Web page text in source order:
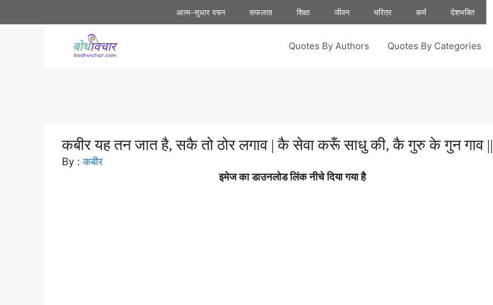
to
आत्म-सुधार वचन सफलता शिक्षा जीवन चरित्र कर्म देशभक्ति
Quotes By Authors Quotes By Categories
कबीर यह तन जात है, सकै तो ठोर लगाव | कै सेवा करूँ साधु की, कै गुरु के गुन गाव ||
By :कबीर
इमेज का डाउनलोड लिंक नीचे दिया गया है